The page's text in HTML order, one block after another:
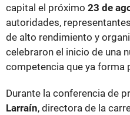
capital el próximo 23 de
autoridades,
de alto rendimiento y
celebraron el inicio de una
competencia que ya forma
Durante la conferencia de
Larraín, directora de la